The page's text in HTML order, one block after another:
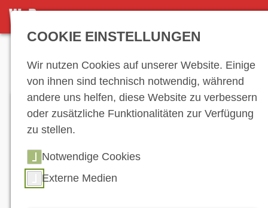
DETAILSEITE
COOKIE EINSTELLUNGEN
Wir nutzen Cookies auf unserer Website. Einige
von ihnen sind technisch notwendig, während
andere uns helfen, diese Website zu verbessern
oder zusätzliche Funktionalitäten zur Verfügung
zu stellen.
Notwendige Cookies
Externe Medien